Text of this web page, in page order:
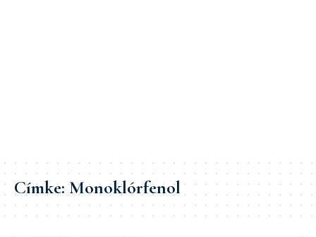
Címke:Monoklórfenol